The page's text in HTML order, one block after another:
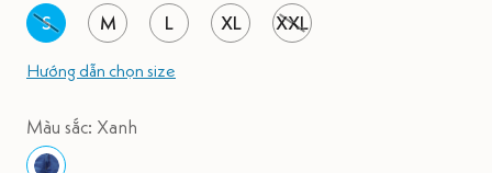
S
M L XL XXL
Hướng dẫn chọn size
Màu sắc: Xanh